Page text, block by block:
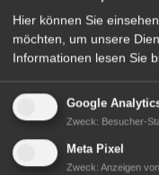
Gärtnerei Hanns
Mitarbeiter (m/w/d) für
Logistikhalle
Herongen
Hier können Sie
möchten, um unsere
Informationen lesen Sie
Google
Zweck: Besucher-
Meta Pixel
Zweck: Anzeigen